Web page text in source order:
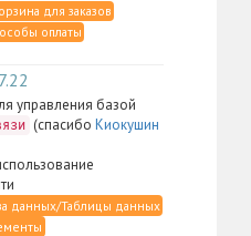
для заказов
оплаты
управления базой
(спасибо Киокушин
данных/Таблицы данных